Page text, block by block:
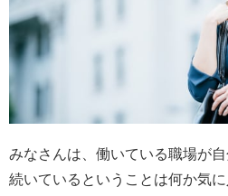
みなさんは、働いている職場が
続いているということは何か気